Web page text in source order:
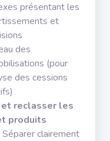
présentant les
et
des
(pour
des cessions
reclasser les
produits
Séparer clairement